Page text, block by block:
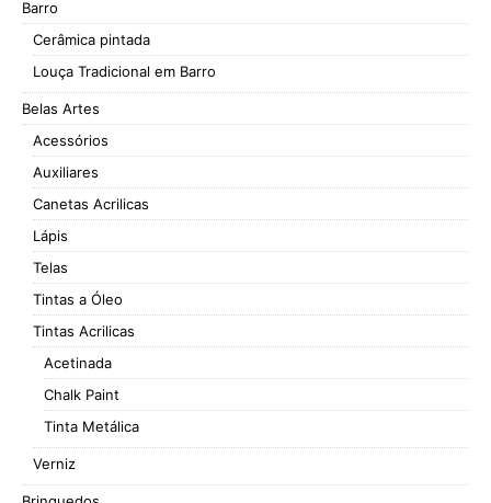
Barro
Cerâmica pintada
Louça Tradicional em Barro
Belas Artes
Acessórios
Auxiliares
Canetas Acrilicas
Lápis
Telas
Tintas a Óleo
Tintas Acrilicas
Acetinada
Chalk Paint
Tinta Metálica
Verniz